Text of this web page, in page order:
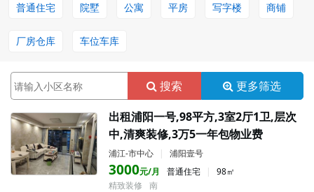
普通住宅 院墅 公寓 平房 写字楼 商铺
厂房仓库 车位车库
搜索
更多筛选
出租浦阳一号,98平方,3室2厅1卫,层次
中,清爽装修,3万5一年包物业费
浦江-市中心 | 浦阳壹号
3000元/月 普通住宅 |
98㎡
精致装修
南